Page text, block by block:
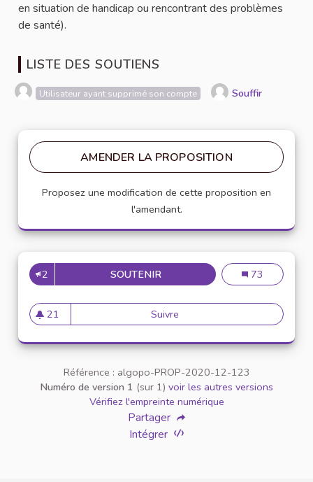
en situation de handicap ou rencontrant des problèmes
de santé).
LISTE DES SOUTIENS
Utilisateur ayant supprimé son compte Souffir
AMENDER LA PROPOSITION
Proposez une modification de cette proposition en
l'amendant.
2 SOUTENIRINCLUSION DES ÉTUDIANTS
Inclusion des
73
21
21 abonnés
Suivre Inclusion des étudiants en
Référence : algopo-PROP-2020-12-123
Numéro de version 1 (sur 1) voir les autres versions
Vérifiez l'empreinte numérique
Partager
Intégrer